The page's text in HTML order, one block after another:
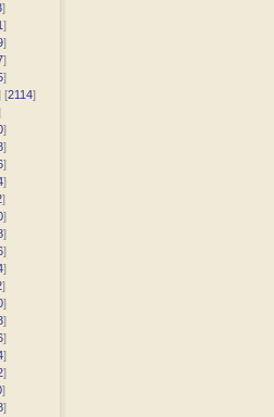
]
]
]
]
]
[2114]
]
]
]
]
]
]
]
]
]
]
]
]
]
]
]
]
]